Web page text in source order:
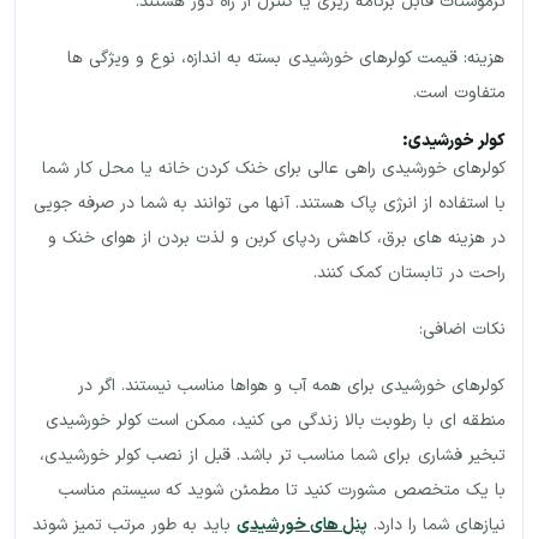
هزینه: قیمت کولرهای خورشیدی بسته به اندازه، نوع و ویژگی ها
متفاوت است.
کولر خورشیدی:
کولرهای خورشیدی راهی عالی برای خنک کردن خانه یا محل کار شما
با استفاده از انرژی پاک هستند. آنها می توانند به شما در صرفه جویی
در هزینه های برق، کاهش ردپای کربن و لذت بردن از هوای خنک و
راحت در تابستان کمک کنند.
نکات اضافی:
کولرهای خورشیدی برای همه آب و هواها مناسب نیستند. اگر در
منطقه ای با رطوبت بالا زندگی می کنید، ممکن است کولر خورشیدی
تبخیر فشاری برای شما مناسب تر باشد. قبل از نصب کولر خورشیدی،
با یک متخصص مشورت کنید تا مطمئن شوید که سیستم مناسب
نیازهای شما را دارد. پنل های خورشیدیباید به طور مرتب تمیز شوند